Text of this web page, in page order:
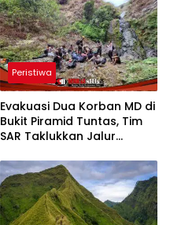
Peristiwa
Evakuasi Dua Korban MD di
Bukit Piramid Tuntas, Tim
SAR Taklukkan Jalur